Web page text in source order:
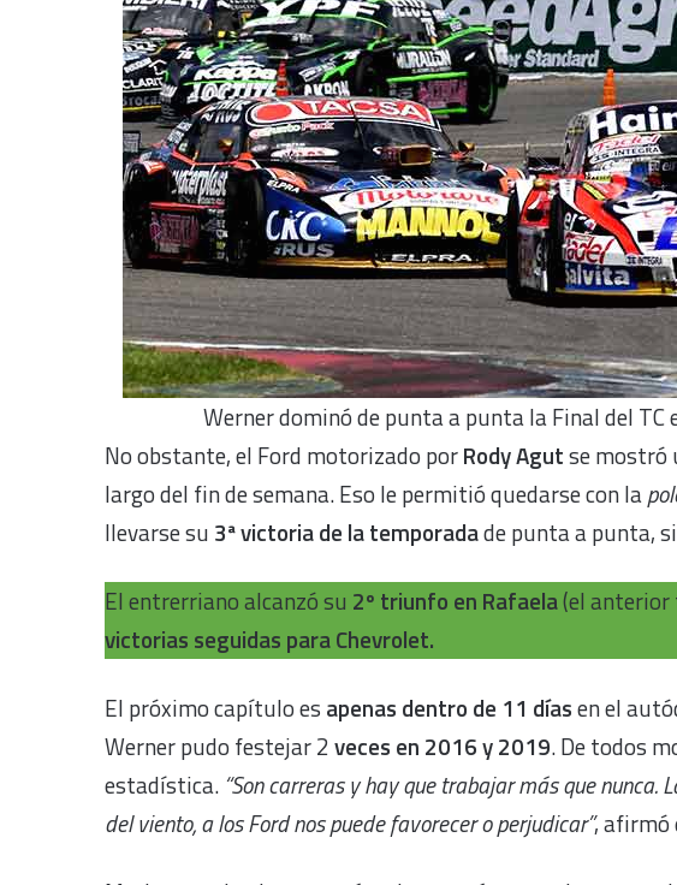
Werner dominó de punta a punta la Final del TC
No obstante, el Ford motorizado porRody Agutse mostró
largo del fin de semana. Eso le permitió quedarse con la
llevarse su 3ª victoria de la temporadade punta a punta,
El entrerriano alcanzó su 2º triunfo en Rafaela(el anterior
victorias seguidas para Chevrolet.
El próximo capítulo es apenas dentro de 11 díasen el
Werner pudo festejar 2veces en 2016 y 2019. De todos
estadística. “Son carreras y hay que trabajar más que nunca.
del viento, a los Ford nos puede favorecer o perjudicar”, afirmó